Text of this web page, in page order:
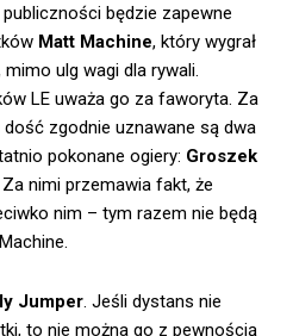
publiczności będzie zapewne
Matt Machine, który wygrał
ulg wagi dla rywali.
LE uważa go za faworyta. Za
zgodnie uznawane są dwa
pokonane ogiery: Groszek
nimi przemawia fakt, że
nim – tym razem nie będą
Jumper . Jeśli dystans nie
to nie można go z pewnością